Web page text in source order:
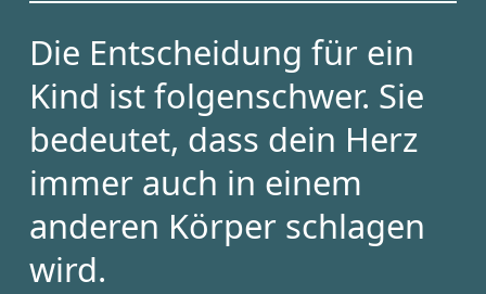
Die Entscheidung für ein
Kind ist folgenschwer. Sie
bedeutet, dass dein Herz
immer auch in einem
anderen Körper schlagen
wird.